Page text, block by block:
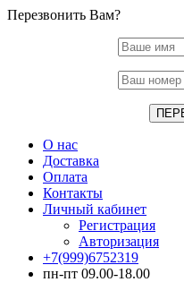
Перезвонить Вам?
О нас
Доставка
Оплата
Контакты
Личный кабинет
Регистрация
Авторизация
+7(999)6752319
пн-пт 09.00-18.00